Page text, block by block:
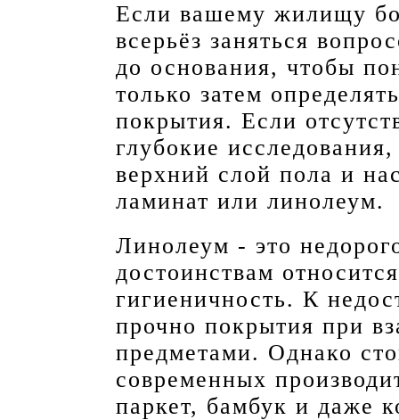
Если вашему жилищу
всерьёз заняться
до основания, чтобы
только затем
покрытия. Если
глубокие
верхний слой пола и
ламинат или линолеум.
Линолеум - это
достоинствам
гигиеничность. К
прочно покрытия при
предметами. Однако
современных
паркет, бамбук и даже